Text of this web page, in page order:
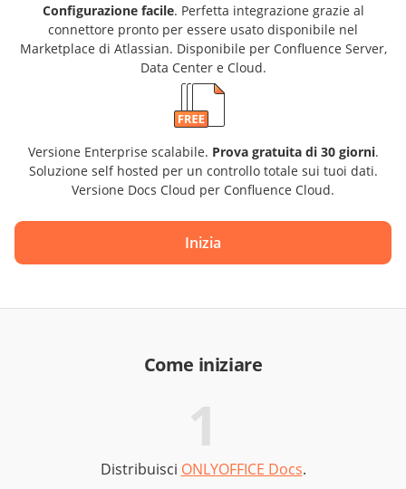
Configurazione facile. Perfetta integrazione grazie al
connettore pronto per essere usato disponibile nel
Marketplace di Atlassian. Disponibile per Confluence Server,
Data Center e Cloud.
Versione Enterprise scalabile. Prova gratuita di 30 giorni.
Soluzione self hosted per un controllo totale sui tuoi dati.
Versione Docs Cloud per Confluence Cloud.
Inizia
Come iniziare
1
Distribuisci ONLYOFFICE Docs.